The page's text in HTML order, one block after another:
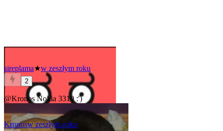
sireplama★w zeszłym roku
2
@KronosNokia 3310 :')
Kronosw zeszłym roku